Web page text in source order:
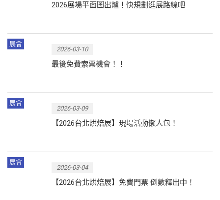
2026展場平面圖出爐！快規劃逛展路線吧
展會
2026-03-10
最後免費索票機會！！
展會
2026-03-09
【2026台北烘焙展】現場活動懶人包！
展會
2026-03-04
【2026台北烘焙展】免費門票 倒數釋出中！